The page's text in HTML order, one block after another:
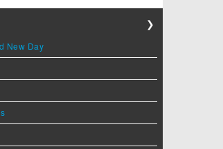
❯
New Day